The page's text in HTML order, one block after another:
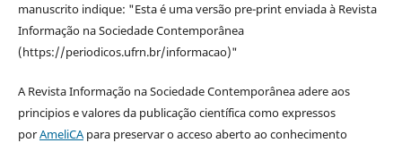
manuscrito indique: "Esta é uma versão pre-print enviada à Revista
Informação na Sociedade Contemporânea
(https://periodicos.ufrn.br/informacao)"
A Revista Informação na Sociedade Contemporânea adere aos
principios e valores da publicação científica como expressos
porAmeliCApara preservar o acceso aberto ao conhecimento